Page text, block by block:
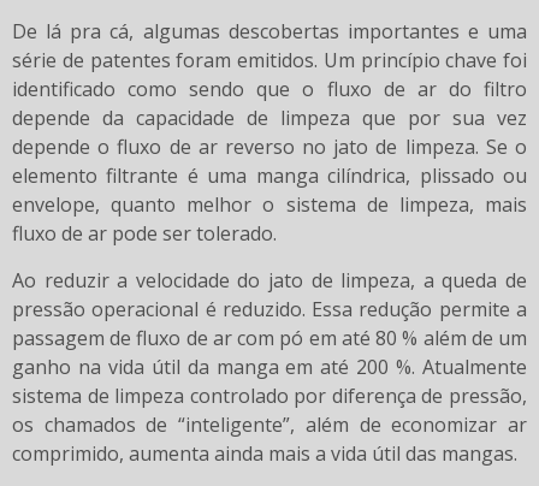
De lá pra cá, algumas descobertas importantes e uma
série de patentes foram emitidos. Um princípio chave foi
identificado como sendo que o fluxo de ar do filtro
depende da capacidade de limpeza que por sua vez
depende o fluxo de ar reverso no jato de limpeza. Se o
elemento filtrante é uma manga cilíndrica, plissado ou
envelope, quanto melhor o sistema de limpeza, mais
fluxo de ar pode ser tolerado.
Ao reduzir a velocidade do jato de limpeza, a queda de
pressão operacional é reduzido. Essa redução permite a
passagem de fluxo de ar com pó em até 80 % além de um
ganho na vida útil da manga em até 200 %. Atualmente
sistema de limpeza controlado por diferença de pressão,
os chamados de “inteligente”, além de economizar ar
comprimido, aumenta ainda mais a vida útil das mangas.